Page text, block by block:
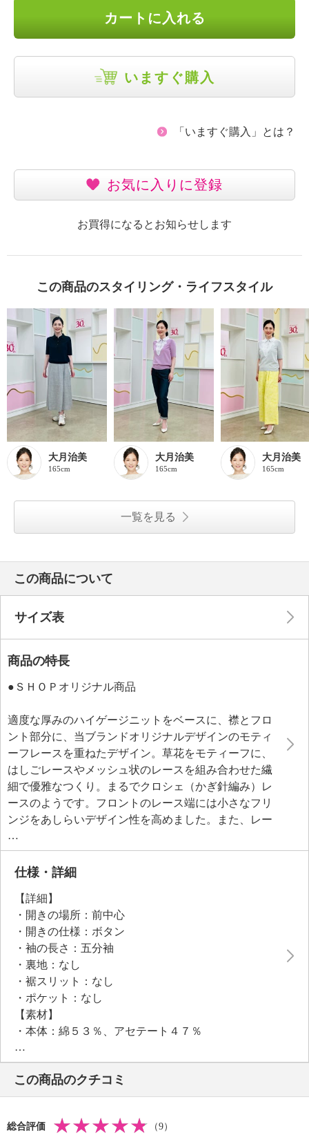
カートに入れる
いますぐ購入
「いますぐ購入」とは？
お気に入りに登録
お買得になるとお知らせします
この商品のスタイリング・ライフスタイル
大月治美
165cm
大月治美
165cm
大月治美
165cm
一覧を見る
この商品について
サイズ表
商品の特長
●ＳＨＯＰオリジナル商品
適度な厚みのハイゲージニットをベースに、襟とフロ
ント部分に、当ブランドオリジナルデザインのモティ
ーフレースを重ねたデザイン。草花をモティーフに、
はしごレースやメッシュ状のレースを組み合わせた繊
細で優雅なつくり。まるでクロシェ（かぎ針編み）レ
ースのようです。フロントのレース端には小さなフリ
ンジをあしらいデザイン性を高めました。また、レー
スを逆三角形状に配すことで、襟のレースと相まって
お顔周りを華やかに演出しつつ、ウエストに向かって
すっきりとした印象を与えます。
を与える五分袖に設定。襟付きのニットプルオーバー
に、レースを効果的にほどこすことで、他にはないよ
うなエレガントなアイテムに変わり、さまざまなシー
ンで幅広い装いを楽しめます。
仕様・詳細
【詳細】
・開きの場所：前中心
・開きの仕様：ボタン
・袖の長さ：五分袖
・裏地：なし
・裾スリット：なし
・ポケット：なし
【素材】
・本体：綿５３％、アセテート４７％
・その他：レース部分：ポリエステル１００％
【メンテナンス（絵表示ラベル）】
・手洗い：可
・漂白処理：塩素系・酸素系漂白不可
・自然乾燥：日陰の平干し
この商品のクチコミ
総合評価 （9）